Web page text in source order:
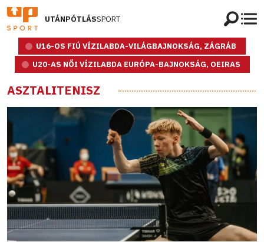
UTÁNPÓTLÁSSPORT
U16-OS FIÚ VÍZILABDA-VILÁGBAJNOKSÁG, ZÁGRÁB
U20-AS NŐI VÍZILABDA EURÓPA-BAJNOKSÁG, OEIRAS
ASZTALITENISZ